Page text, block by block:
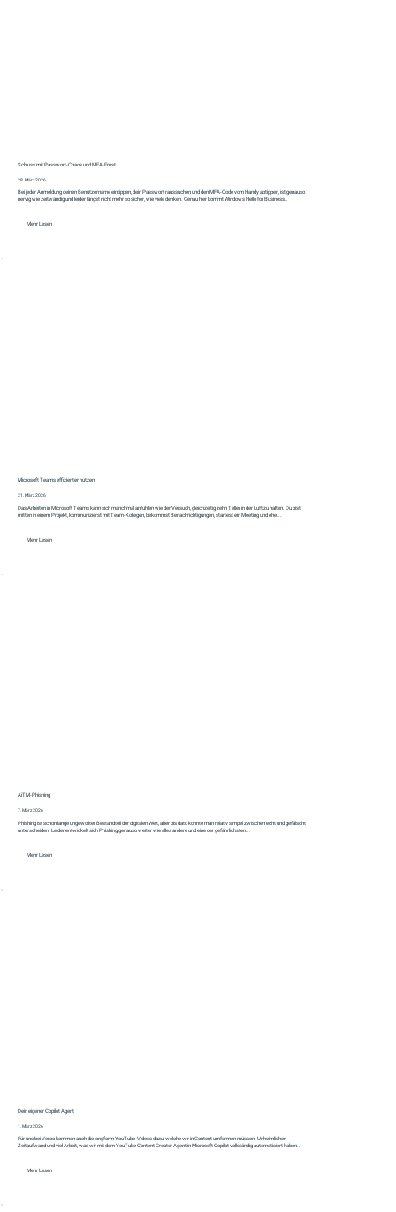
Schluss mit Passwort-Chaos und MFA-Frust
28. März 2026
Bei jeder Anmeldung deinen Benutzername eintippen, dein Passwort raussuchen und den MFA-Code vom Handy abtippen, ist genauso
nervig wie zeitwändig und leider längst nicht mehr so sicher, wie viele denken. Genau hier kommt Windows Hello for Business..
Mehr Lesen
Microsoft Teams effizienter nutzen
21. März 2026
Das Arbeiten in Microsoft Teams kann sich manchmal anfühlen wie der Versuch, gleichzeitig zehn Teller in der Luft zu halten. Du bist
mitten in einem Projekt, kommunizierst mit Team-Kollegen, bekommst Benachrichtigungen, startest ein Meeting und ehe...
Mehr Lesen
AiTM‑Phishing
7. März 2026
Phishing ist schon lange ungewollter Bestandteil der digitalen Welt, aber bis dato konnte man relativ simpel zwischen echt und gefälscht
unterscheiden. Leider entwickelt sich Phishing genauso weiter wie alles andere und eine der gefährlichsten...
Mehr Lesen
Dein eigener Copilot Agent
1. März 2026
Für uns bei Veroo kommen auch die longform YouTube-Videos dazu, welche wir in Content umformen müssen. Unheimlicher
Zeitaufwand und viel Arbeit, was wir mit dem YouTube Content Creator Agent in Microsoft Copilot vollständig automatisiert haben...
Mehr Lesen